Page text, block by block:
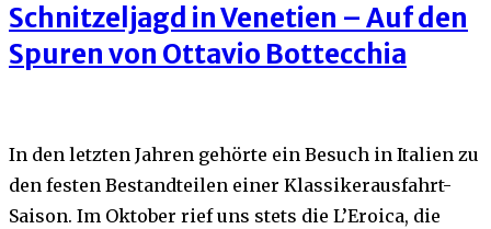
Schnitzeljagd in Venetien – Auf den
Spuren von Ottavio Bottecchia
In den letzten Jahren gehörte ein Besuch in Italien zu
den festen Bestandteilen einer Klassikerausfahrt-
Saison. Im Oktober rief uns stets die L’Eroica, die